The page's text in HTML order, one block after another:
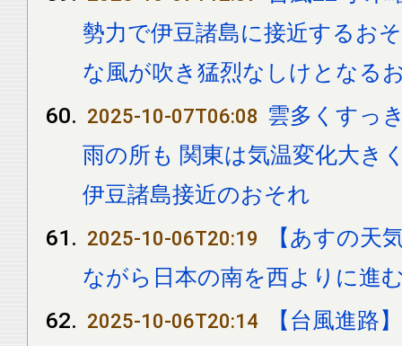
勢力で伊豆諸島に接近するお
な風が吹き猛烈なしけとなる
2025-10-07T06:08 雲多くすっ
雨の所も 関東は気温変化大き
伊豆諸島接近のおそれ
2025-10-06T20:19
【あすの天
ながら日本の南を西よりに進
2025-10-06T20:14
【台風進路